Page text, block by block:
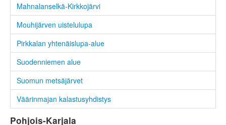
Mahnalanselkä-Kirkkojärvi
Mouhijärven uistelulupa
Pirkkalan yhtenäislupa-alue
Suodenniemen alue
Suomun metsäjärvet
Väärinmajan kalastusyhdistys
Pohjois-Karjala